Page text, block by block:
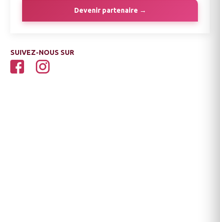
Devenir partenaire →
SUIVEZ-NOUS SUR